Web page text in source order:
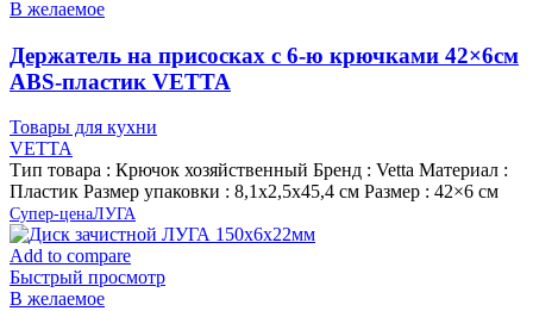
В желаемое
Держатель на присосках с 6-ю крючками 42×6см
ABS-пластик VETTA
Товары для кухни
VETTA
Тип товара : Крючок хозяйственный Бренд : Vetta Материал :
Пластик Размер упаковки : 8,1х2,5х45,4 см Размер : 42×6 см
Супер-ценаЛУГА
Add to compare
Быстрый просмотр
В желаемое